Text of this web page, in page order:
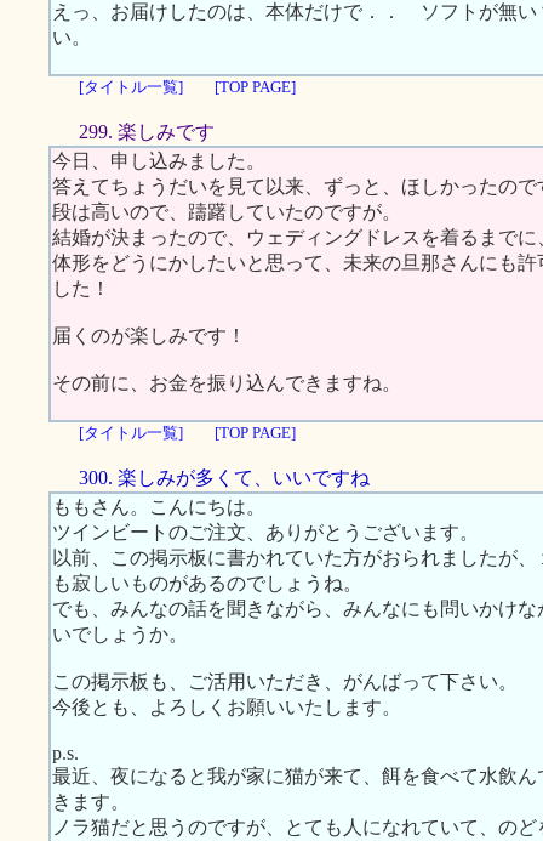
えっ、お届けしたのは、本体だけで．． ソフトが
い。
[タイトル一覧] [TOP PAGE]
299. 楽しみです
今日、申し込みました。
答えてちょうだいを見て以来、ずっと、ほしかったの
段は高いので、躊躇していたのですが。
結婚が決まったので、ウェディングドレスを着るまでに
体形をどうにかしたいと思って、未来の旦那さんにも
した！
届くのが楽しみです！
その前に、お金を振り込んできますね。
[タイトル一覧] [TOP PAGE]
300. 楽しみが多くて、いいですね
ももさん。こんにちは。
ツインビートのご注文、ありがとうございます。
以前、この掲示板に書かれていた方がおられましたが
も寂しいものがあるのでしょうね。
でも、みんなの話を聞きながら、みんなにも問いかけ
いでしょうか。
この掲示板も、ご活用いただき、がんばって下さい。
今後とも、よろしくお願いいたします。
p.s.
最近、夜になると我が家に猫が来て、餌を食べて水飲
きます。
ノラ猫だと思うのですが、とても人になれていて、の